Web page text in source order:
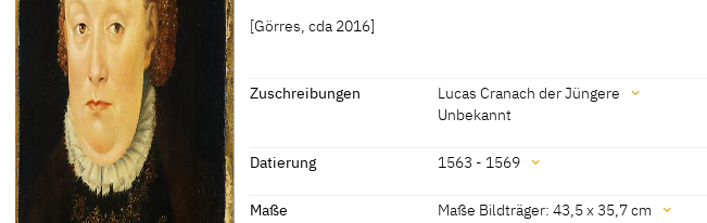
[Schlegel, Exhib. Cat. Chemnitz 2005, 464]
[Görres, cda 2016]
Zuschreibungen
Lucas Cranach der Jüngere
Unbekannt
Zuschreibungen
[Schade, Exhib. Cat. Bucarest 1973, No.
Datierung 1563 - 1569
Datierung
Maße Maße Bildträger: 43,5 x 35,7 cm